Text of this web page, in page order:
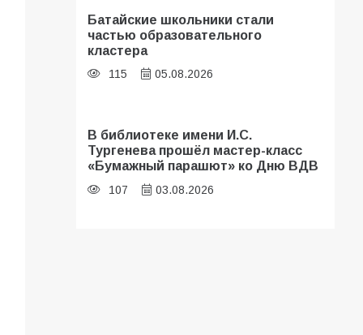
Батайские школьники стали
частью образовательного
кластера
115 05.08.2026
В библиотеке имени И.С.
Тургенева прошёл мастер-класс
«Бумажный парашют» ко Дню ВДВ
107 03.08.2026